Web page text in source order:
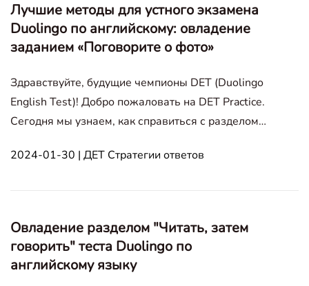
Лучшие методы для устного экзамена
Duolingo по английскому: овладение
заданием «Поговорите о фото»
Здравствуйте, будущие чемпионы DET (Duolingo
English Test)! Добро пожаловать на DET Practice.
Сегодня мы узнаем, как справиться с разделом
посмотрим, что представляет собой вопрос
2024-01-30 | ДЕТ Стратегии ответов
Овладение разделом "Читать, затем
говорить" теста Duolingo по
английскому языку